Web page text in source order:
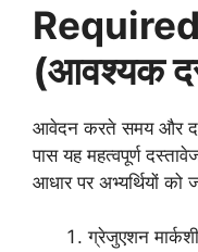
(आवश्यक
आवेदन करते समय और
पास यह महत्वपूर्ण
आधार पर अभ्यर्थियों को
ग्रेजुएशन